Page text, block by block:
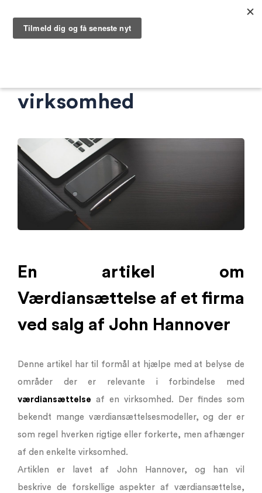
virksomhed
En artikel om
Værdiansættelse af et firma
ved salg af John Hannover
Denne artikel har til formål at hjælpe med at belyse de
områder der er relevante i forbindelse med
værdiansættelse af en virksomhed. Der findes som
bekendt mange værdiansættelsesmodeller, og der er
som regel hverken rigtige eller forkerte, men afhænger
af den enkelte virksomhed.
Artiklen er lavet af John Hannover, og han vil
beskrive de forskellige aspekter af værdiansættelse,